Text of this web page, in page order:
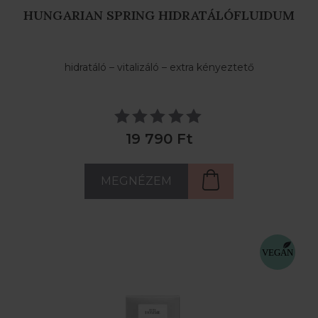
HUNGARIAN SPRING HIDRATÁLÓFLUIDUM
hidratáló – vitalizáló – extra kényeztető
19 790 Ft
MEGNÉZEM